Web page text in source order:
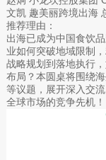
文凯 趣美丽跨境出海
推荐理由：
出海已成为中国食饮
业如何突破地域限制
战略规划到落地执行
布局？本圆桌将围绕
等议题，展开深入交
全球市场的竞争先机！